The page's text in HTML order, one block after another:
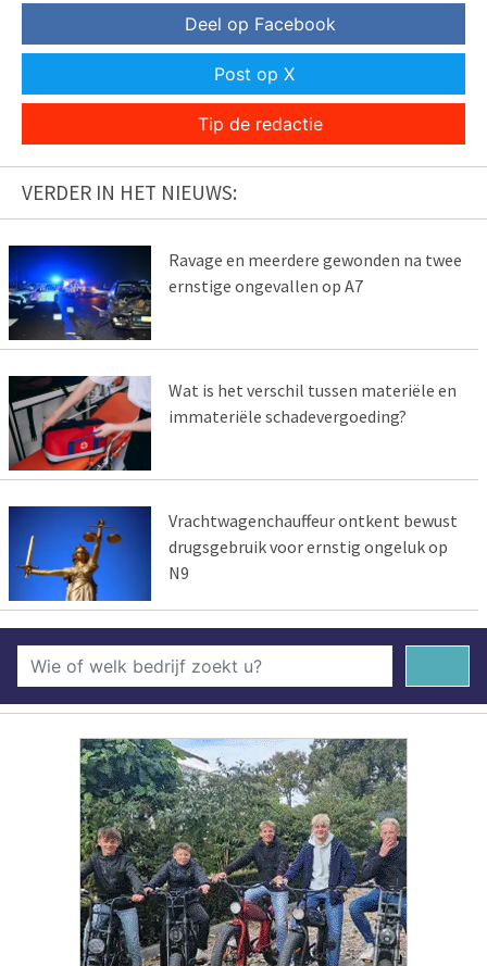
Deel op Facebook
Post op X
Tip de redactie
VERDER IN HET NIEUWS:
Ravage en meerdere gewonden na twee
ernstige ongevallen op A7
Wat is het verschil tussen materiële en
immateriële schadevergoeding?
Vrachtwagenchauffeur ontkent bewust
drugsgebruik voor ernstig ongeluk op
N9